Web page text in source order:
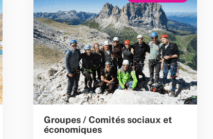
Groupes / Comités sociaux et
économiques